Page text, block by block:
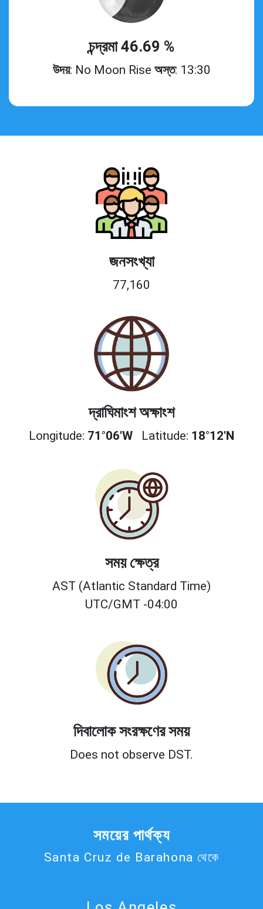
চন্দ্রমা 46.69 %
উদয়: No Moon Rise অস্ত: 13:30
জনসংখ্যা
77,160
দ্রাঘিমাংশ অক্ষাংশ
Longitude: 71°06'W Latitude: 18°12'N
সময় ক্ষেত্র
AST (Atlantic Standard Time)
UTC/GMT -04:00
দিবালোক সংরক্ষণের সময়
Does not observe DST.
সময়ের পার্থক্য
Santa Cruz de Barahona থেকে